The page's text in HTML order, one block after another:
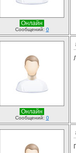
Онлайн
Сообщений: 0
Онлайн
Сообщений: 0